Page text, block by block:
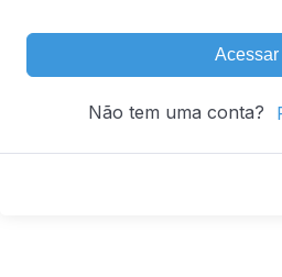
Acessar
Não tem uma conta?